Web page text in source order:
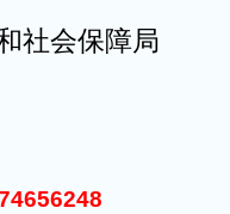
社会保障局